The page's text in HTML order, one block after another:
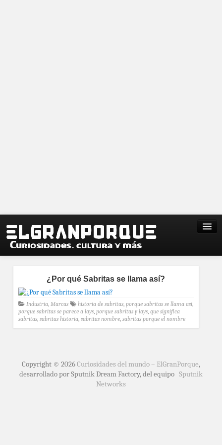
¿Por qué Sabritas se llama así?
Industria, Marcas historia de sabritas, porque sabritas se llama asi,
porque sabritas se parece a lays, porque sabritas y lays, que significa
sabritas, sabritas historia, sabritas nombre, sabritas porque el nombre
Copyright © 2026Curiosidades del mundo – ElGranPorque,
desarrollado por Sputnik Dream Factory, del equipo Sputnik
Networks